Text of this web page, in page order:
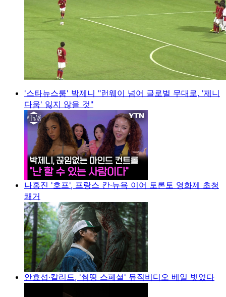
'스타뉴스룸' 박제니 "런웨이 넘어 글로벌 무대로, '제니
다움' 잃지 않을 것"
나홍진 '호프', 프랑스 칸·뉴욕 이어 토론토 영화제 초청
쾌거
안효섭·칼리드, '썸띵 스페셜' 뮤직비디오 베일 벗었다